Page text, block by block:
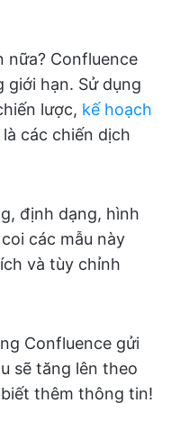
nữa? Confluence
giới hạn. Sử dụng
lược, kế hoạch
các chiến dịch
định dạng, hình
các mẫu này
và tùy chỉnh
Confluence gửi
sẽ tăng lên theo
thêm thông tin!